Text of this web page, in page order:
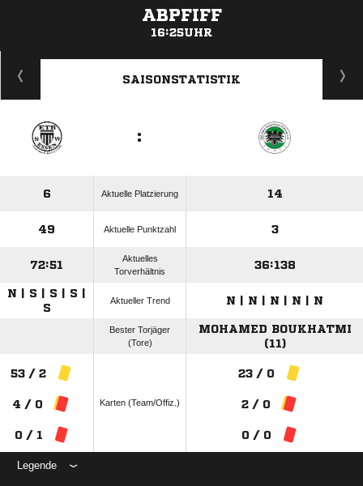
ABPFIFF
16:25UHR
ANZEIGE
SAISONSTATISTIK
:
6 Aktuelle Platzierung 14
49 Aktuelle Punktzahl 3
72:51
Aktuelles
Torverhältnis
36:138
N | S | S | S |
S
Aktueller Trend N | N | N | N | N
Bester Torjäger
(Tore)
MOHAMED BOUKHATMI
(11)
53 / 2
4 / 0
0 / 1
Karten (Team/Offiz.)
23 / 0
2 / 0
0 / 0
Legende